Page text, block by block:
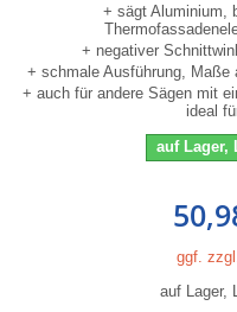
+ sägt Aluminium,
+ negativer
+ schmale Ausführung,
+ auch für andere Sägen mit
ideal
auf Lager,
ggf.
auf Lager,